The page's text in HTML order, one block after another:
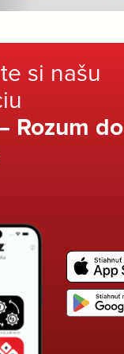
si našu
Rozum do